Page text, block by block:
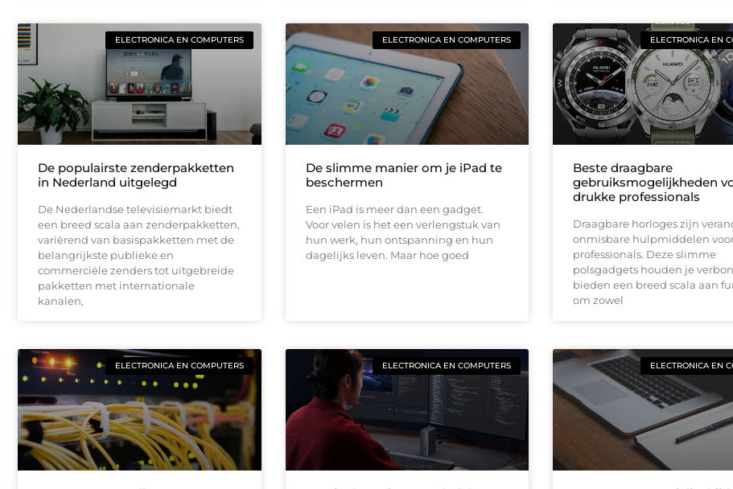
ELECTRONICA EN COMPUTERS
De populairste zenderpakketten
in Nederland uitgelegd
De Nederlandse televisiemarkt biedt
een breed scala aan zenderpakketten,
variërend van basispakketten met de
belangrijkste publieke en
commerciële zenders tot uitgebreide
pakketten met internationale
kanalen,
ELECTRONICA EN COMPUTERS
De slimme manier om je iPad te
beschermen
Een iPad is meer dan een gadget.
Voor velen is het een verlengstuk van
hun werk, hun ontspanning en hun
dagelijks leven. Maar hoe goed
ELECTRONICA EN
Beste draagbare
gebruiksmogelijkheden
drukke professionals
Draagbare horloges zijn
onmisbare hulpmiddelen
professionals. Deze slimme
polsgadgets houden je
bieden een breed scala aan
om zowel
ELECTRONICA EN COMPUTERS ELECTRONICA EN COMPUTERS ELECTRONICA EN